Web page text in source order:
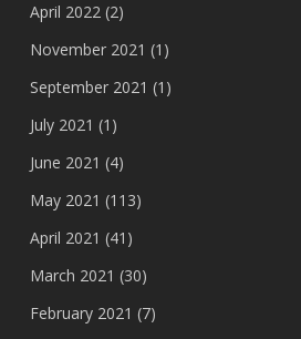
April 2022(2)
November 2021 (1)
September 2021 (1)
July 2021 (1)
June 2021 (4)
May 2021 (113)
April 2021 (41)
March 2021 (30)
February 2021 (7)